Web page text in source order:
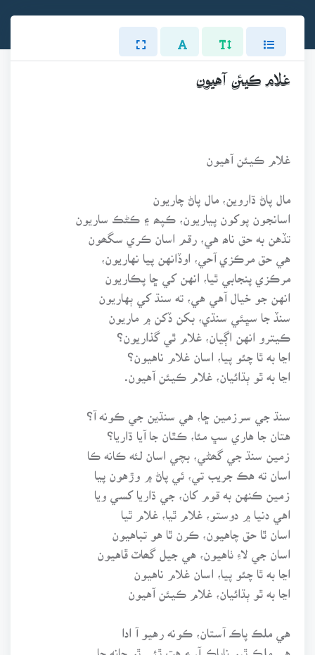
غلام ڪيئن آهيون
غلام ڪيئن آهيون
مال پاڻ ڌاروين، مال پاڻ چاريون
اسانجون پوکون پياريون، ڪپھ ۽ ڪڻڪ ساريون
تڏهن به حق ناھ هي، رقم اسان ڪري سگھون
هي حق مرڪزي آحي، اوڏانهن پيا نهاريون،
مرڪزي پنجابي ٿيا، انهن کي ڇا پڪاريون
انهن جو خيال آهي هي، ته سنڌ کي ٻهاريون
سنڏ جا سڀئي سنڌي، بکن ڏکن ۾ ماريون
ڪيترو انهن اڳيان، غلام ٿي گذاريون؟
اڃا به ٿا چئو پيا، اسان غلام ناهيون؟
اڃا به ٿو ٻڌائيان، غلام ڪيئن آهيون.
سنڌ جي سرزمين ڇا، هي سنڌين جي ڪونه آ؟
هتان جا هاري سڀ مئا، ڪٿان جا آيا ڌاريا؟
زمين سنڌ جي گھڻي، بچي اسان لئه ڪانه ڪا
اسان ته هڪ جريب تي، ئي پاڻ ۾ وڙهون پيا
زمين ڪنهن به قوم کان، جي ڌاريا کسي ويا
اهي دنيا ۾ دوستو، غلام ٿيا، غلام ٿيا
اسان ٿا حق چاهيون، ڪرن ٿا هو تباهيون
اسان جي لاءِ ٺاهيون، هي جيل گھاٽ ڦاهيون
اڃا به ٿا چئو پيا، اسان غلام ناهيون
اڃا به ٿو ٻڌائيان، غلام ڪيئن آهيون
هي ملڪ پاڪ آستان، ڪونه رهيو آ ادا
هي ملڪ ٿيو ناپاڪ آ، ۽ هت ٿئي ٿو ڇانه ڇا